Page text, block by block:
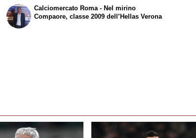
Calciomercato Roma - Nel mirino
Compaore, classe 2009 dell’Hellas Verona